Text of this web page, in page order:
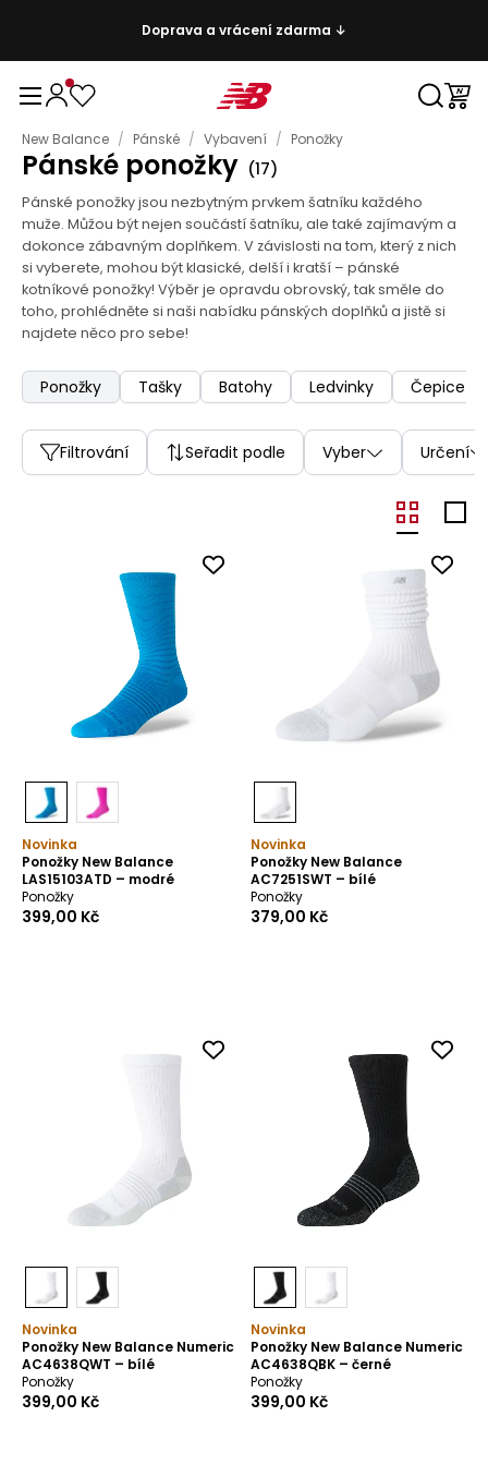
Doprava a vrácení zdarma ↓
New Balance / Pánské / Vybavení / Ponožky
Pánské ponožky (17)
Pánské ponožky jsou nezbytným prvkem šatníku každého
muže. Můžou být nejen součástí šatníku, ale také zajímavým a
dokonce zábavným doplňkem. V závislosti na tom, který z nich
si vyberete, mohou být klasické, delší i kratší – pánské
kotníkové ponožky! Výběr je opravdu obrovský, tak směle do
toho, prohlédněte si naši nabídku pánských doplňků a jistě si
najdete něco pro sebe!
Ponožky Tašky Batohy Ledvinky Čepice a
Filtrování Seřadit podle Vyber Určení
Novinka
Ponožky New Balance
LAS15103ATD – modré
Ponožky
399,00 Kč
Novinka
Ponožky New Balance
AC7251SWT – bílé
Ponožky
379,00 Kč
Novinka
Ponožky New Balance Numeric
AC4638QWT – bílé
Ponožky
399,00 Kč
Novinka
Ponožky New Balance Numeric
AC4638QBK – černé
Ponožky
399,00 Kč